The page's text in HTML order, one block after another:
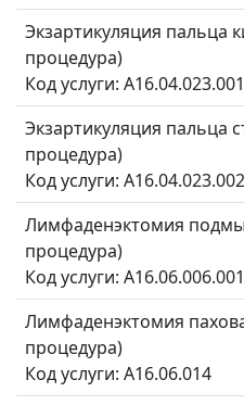
Экзартикуляция пальца
процедура)
Код услуги: A16.04.023.001
Экзартикуляция пальца
процедура)
Код услуги: A16.04.023.002
Лимфаденэктомия
процедура)
Код услуги: A16.06.006.001
Лимфаденэктомия
процедура)
Код услуги: A16.06.014